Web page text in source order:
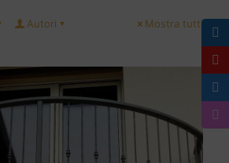
Autori Mostra tutti